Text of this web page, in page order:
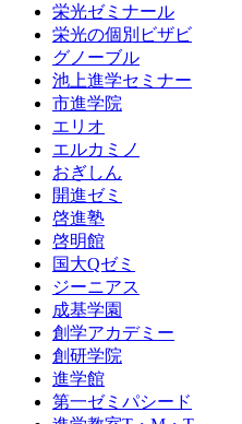
栄光ゼミナール
栄光の個別ビザビ
グノーブル
池上進学セミナー
市進学院
エリオ
エルカミノ
おぎしん
開進ゼミ
啓進塾
啓明館
国大Qゼミ
ジーニアス
成基学園
創学アカデミー
創研学院
進学館
第一ゼミパシード